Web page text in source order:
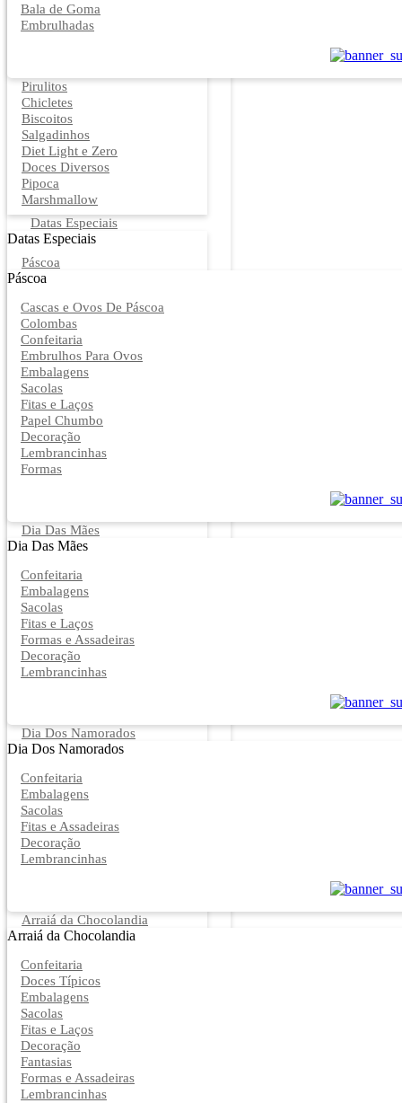
Bala de Goma
Embrulhadas
Pirulitos
Chicletes
Biscoitos
Salgadinhos
Diet Light e Zero
Doces Diversos
Pipoca
Marshmallow
Datas Especiais
Datas Especiais
Páscoa
Páscoa
Cascas e Ovos De Páscoa
Colombas
Confeitaria
Embrulhos Para Ovos
Embalagens
Sacolas
Fitas e Laços
Papel Chumbo
Decoração
Lembrancinhas
Formas
Dia Das Mães
Dia Das Mães
Confeitaria
Embalagens
Sacolas
Fitas e Laços
Formas e Assadeiras
Decoração
Lembrancinhas
Dia Dos Namorados
Dia Dos Namorados
Confeitaria
Embalagens
Sacolas
Fitas e Assadeiras
Decoração
Lembrancinhas
Arraiá da Chocolandia
Arraiá da Chocolandia
Confeitaria
Doces Típicos
Embalagens
Sacolas
Fitas e Laços
Decoração
Fantasias
Formas e Assadeiras
Lembrancinhas